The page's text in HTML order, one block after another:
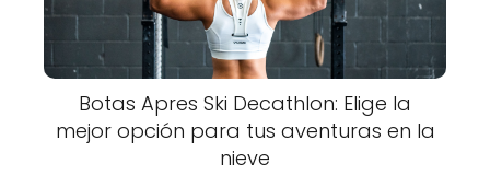
Botas Apres Ski Decathlon: Elige la
mejor opción para tus aventuras en la
nieve